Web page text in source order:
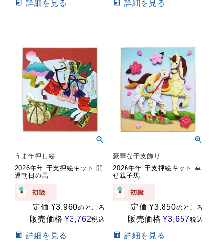
詳細を見る 詳細を見る
うま年押し絵
2026午年 干支押絵キット 開
運朝日の馬
定価 ¥3,960のところ
販売価格 ¥3,762税込
詳細を見る
豪華な干支飾り
2026午年 干支押絵キット 幸
せ親子馬
定価 ¥3,850のところ
販売価格 ¥3,657税込
詳細を見る